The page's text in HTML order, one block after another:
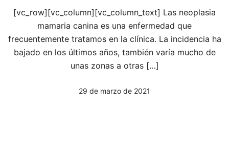
[vc_row][vc_column][vc_column_text] Las neoplasia
mamaria canina es una enfermedad que
frecuentemente tratamos en la clínica. La incidencia ha
bajado en los últimos años, también varía mucho de
unas zonas a otras […]
29 de marzo de 2021